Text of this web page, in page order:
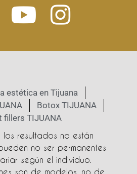
estética en Tijuana
Botox TIJUANA
fillers TIJUANA
los resultados no están
no ser permanentes
según el individuo.
son de modelos, no de